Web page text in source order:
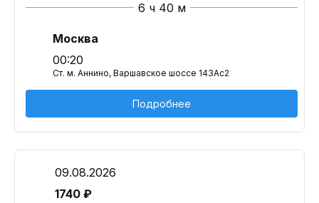
6 ч 40 м
Москва
00:20
Ст. м. Аннино, Варшавское шоссе 143Ас2
Подробнее
09.08.2026
1740 ₽